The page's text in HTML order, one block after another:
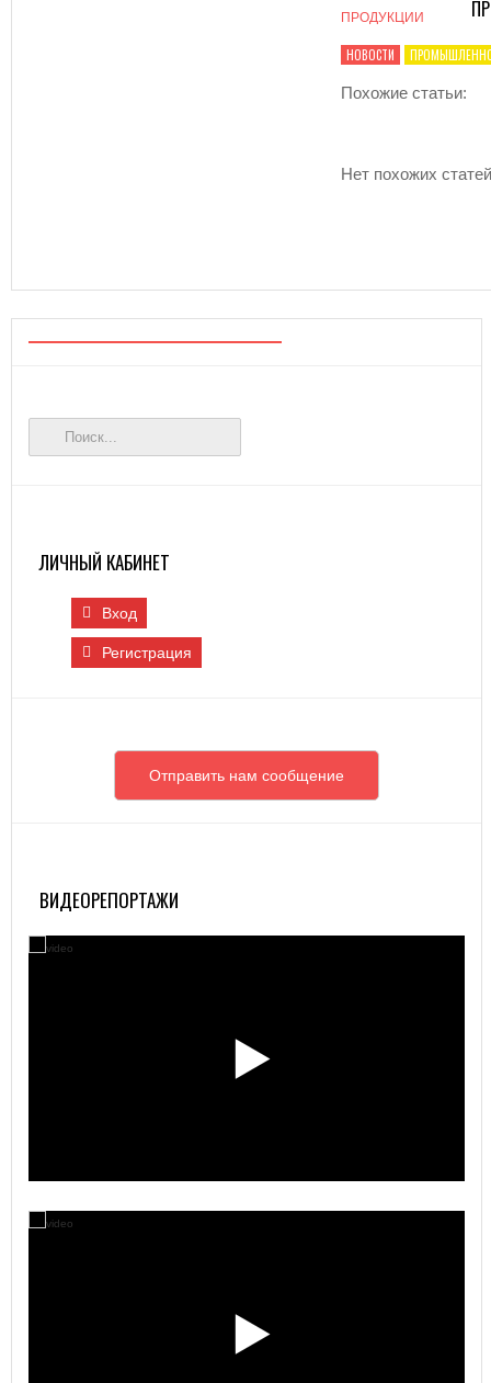
НОВОСТИ
Похожие статьи:
Нет похожих
ЛИЧНЫЙ КАБИНЕТ
Вход
Регистрация
Отправить нам сообщение
ВИДЕОРЕПОРТАЖИ